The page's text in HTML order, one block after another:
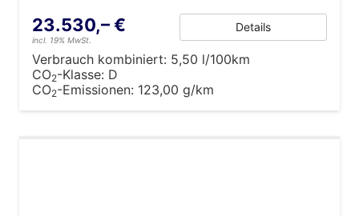
23.530,– €
incl. 19% MwSt.
Details
Verbrauch kombiniert: 5,50 l/100km
CO2-Klasse: D
CO2-Emissionen: 123,00 g/km